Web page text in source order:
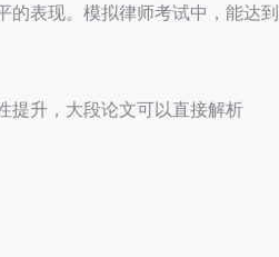
表现。模拟律师考试中，能达
提升，大段论文可以直接解析